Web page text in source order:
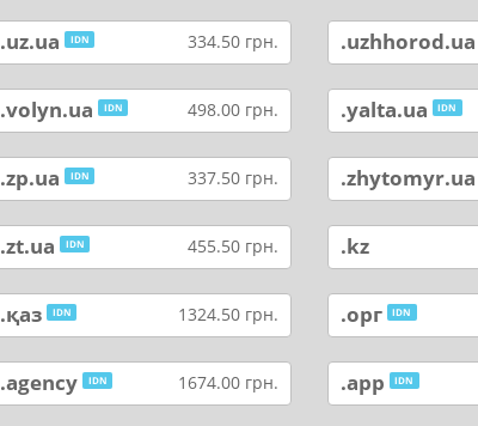
.uz.ua IDN 334.50 грн. .uzhhorod.ua
.volyn.ua IDN 498.00 грн. .yalta.ua IDN
.zp.ua IDN 337.50 грн. .zhytomyr.ua
.zt.ua IDN 455.50 грн. .kz
.қаз IDN 1324.50 грн. .орг IDN
.agency IDN 1674.00 грн. .app IDN